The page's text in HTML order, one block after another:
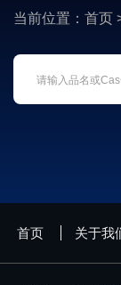
当前位置： 首页
首页 关于我